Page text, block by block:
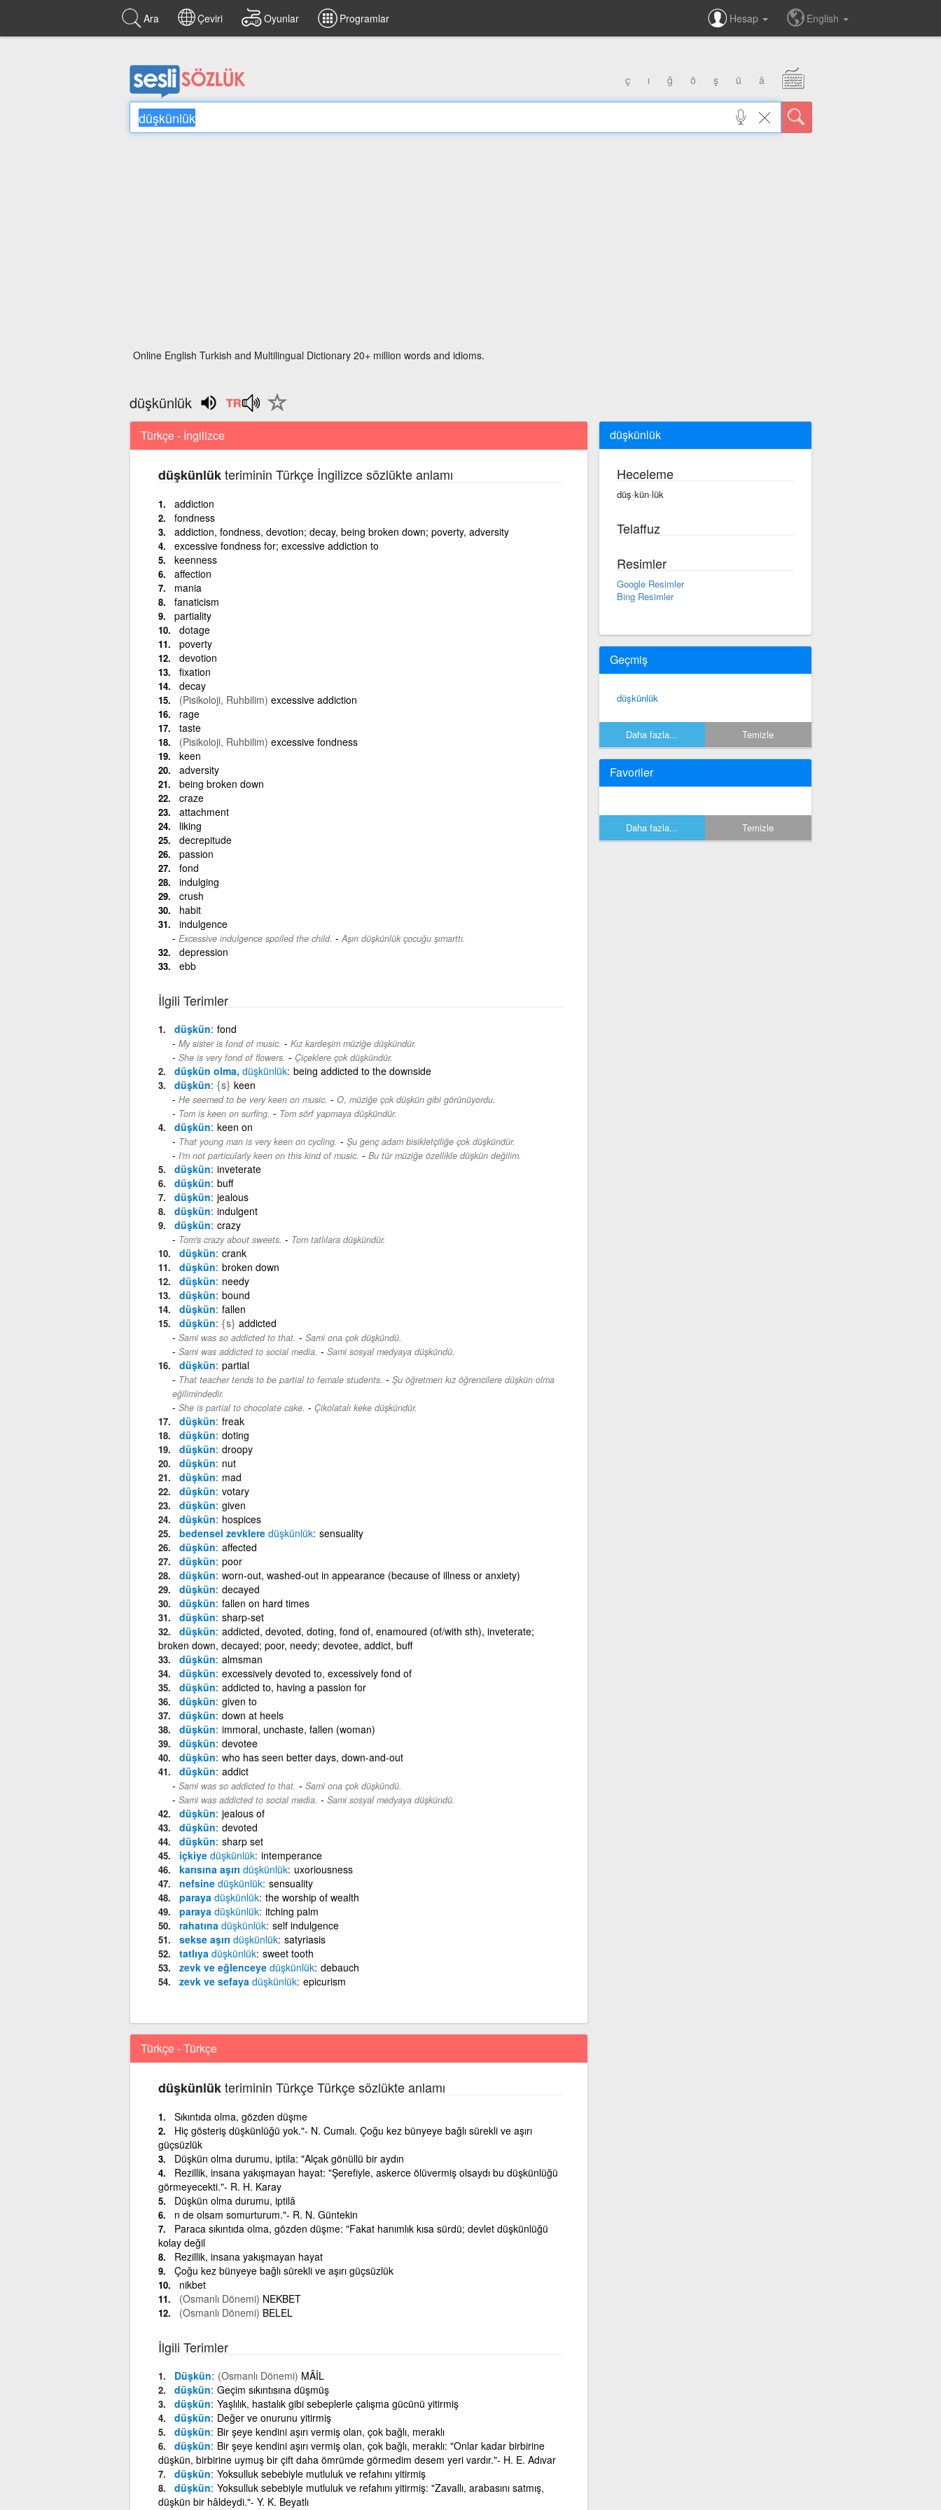
Ara Çeviri Oyunlar Programlar Hesap English
ç ı ğ ö ş ü â
Online English Turkish and Multilingual Dictionary 20+ million words and idioms.
düşkünlük
Türkçe - İngilizce
düşkünlükteriminin Türkçe İngilizce sözlükte anlamı
addiction
fondness
addiction, fondness, devotion; decay, being broken down; poverty, adversity
excessive fondness for; excessive addiction to
keenness
affection
mania
fanaticism
partiality
dotage
poverty
devotion
fixation
decay
(Pisikoloji, Ruhbilim) excessive addiction
rage
taste
(Pisikoloji, Ruhbilim) excessive fondness
keen
adversity
being broken down
craze
attachment
liking
decrepitude
passion
fond
indulging
crush
habit
indulgence
Excessive indulgence spoiled the child. - Aşırı düşkünlük çocuğu şımarttı.
depression
ebb
İlgili Terimler
düşkün fond
My sister is fond of music. - Kız kardeşim müziğe düşkündür.
She is very fond of flowers. - Çiçeklere çok düşkündür.
düşkün olma, düşkünlük being addicted to the downside
düşkün {s} keen
He seemed to be very keen on music. - O, müziğe çok düşkün gibi görünüyordu.
Tom is keen on surfing. - Tom sörf yapmaya düşkündür.
düşkün keen on
That young man is very keen on cycling. - Şu genç adam bisikletçiliğe çok düşkündür.
I'm not particularly keen on this kind of music. - Bu tür müziğe özellikle düşkün değilim.
düşkün inveterate
düşkün buff
düşkün jealous
düşkün indulgent
düşkün crazy
Tom's crazy about sweets. - Tom tatlılara düşkündür.
düşkün crank
düşkün broken down
düşkün needy
düşkün bound
düşkün fallen
düşkün {s} addicted
Sami was so addicted to that. - Sami ona çok düşkündü.
Sami was addicted to social media. - Sami sosyal medyaya düşkündü.
düşkün partial
That teacher tends to be partial to female students. - Şu öğretmen kız öğrencilere düşkün olma
eğilimindedir.
She is partial to chocolate cake. - Çikolatalı keke düşkündür.
düşkün freak
düşkün doting
düşkün droopy
düşkün nut
düşkün mad
düşkün votary
düşkün given
düşkün hospices
bedensel zevklere düşkünlük sensuality
düşkün affected
düşkün poor
düşkün worn-out, washed-out in appearance (because of illness or anxiety)
düşkün decayed
düşkün fallen on hard times
düşkün sharp-set
düşkün addicted, devoted, doting, fond of, enamoured (of/with sth), inveterate;
broken down, decayed; poor, needy; devotee, addict, buff
düşkün almsman
düşkün excessively devoted to, excessively fond of
düşkün addicted to, having a passion for
düşkün given to
düşkün down at heels
düşkün immoral, unchaste, fallen (woman)
düşkün devotee
düşkün who has seen better days, down-and-out
düşkün addict
Sami was so addicted to that. - Sami ona çok düşkündü.
Sami was addicted to social media. - Sami sosyal medyaya düşkündü.
düşkün jealous of
düşkün devoted
düşkün sharp set
içkiye düşkünlük intemperance
karısına aşırı düşkünlük uxoriousness
nefsine düşkünlük sensuality
paraya düşkünlük the worship of wealth
paraya düşkünlük itching palm
rahatına düşkünlük self indulgence
sekse aşırı düşkünlük satyriasis
tatlıya düşkünlük sweet tooth
zevk ve eğlenceye düşkünlük debauch
zevk ve sefaya düşkünlük epicurism
Türkçe - Türkçe
düşkünlükteriminin Türkçe Türkçe sözlükte anlamı
Sıkıntıda olma, gözden düşme
Hiç gösteriş düşkünlüğü yok."- N. Cumalı. Çoğu kez bünyeye bağlı sürekli ve aşırı
güçsüzlük
Düşkün olma durumu, iptila: "Alçak gönüllü bir aydın
Rezillik, insana yakışmayan hayat: "Şerefiyle, askerce ölüvermiş olsaydı bu düşkünlüğü
görmeyecekti."- R. H. Karay
Düşkün olma durumu, iptilâ
n de olsam somurturum."- R. N. Güntekin
Paraca sıkıntıda olma, gözden düşme: "Fakat hanımlık kısa sürdü; devlet düşkünlüğü
kolay değil
Rezillik, insana yakışmayan hayat
Çoğu kez bünyeye bağlı sürekli ve aşırı güçsüzlük
nikbet
(Osmanlı Dönemi) NEKBET
(Osmanlı Dönemi) BELEL
İlgili Terimler
Düşkün (Osmanlı Dönemi) MÂİL
düşkün Geçim sıkıntısına düşmüş
düşkün Yaşlılık, hastalık gibi sebeplerle çalışma gücünü yitirmiş
düşkün Değer ve onurunu yitirmiş
düşkün Bir şeye kendini aşırı vermiş olan, çok bağlı, meraklı
düşkün Bir şeye kendini aşırı vermiş olan, çok bağlı, meraklı: "Onlar kadar birbirine
düşkün, birbirine uymuş bir çift daha ömrümde görmedim desem yeri vardır."- H. E. Adıvar
düşkün Yoksulluk sebebiyle mutluluk ve refahını yitirmiş
düşkün Yoksulluk sebebiyle mutluluk ve refahını yitirmiş: "Zavallı, arabasını satmış,
düşkün bir hâldeydi."- Y. K. Beyatlı
düşkünlük
Heceleme
düş·kün·lük
Telaffuz
Resimler
Google Resimler
Bing Resimler
Geçmiş
düşkünlük
Daha fazla... Temizle
Favoriler
Daha fazla... Temizle